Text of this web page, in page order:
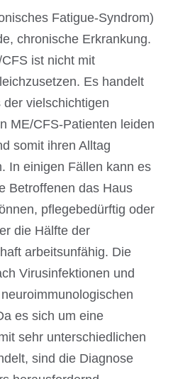
Fatigue-Syndrom)
chronische Erkrankung.
ist nicht mit
Es handelt
vielschichtigen
ME/CFS-Patienten leiden
somit ihren Alltag
In einigen Fällen kann es
Betroffenen das Haus
pflegebedürftig oder
die Hälfte der
arbeitsunfähig. Die
Virusinfektionen und
es sich um eine
sehr unterschiedlichen
sind die Diagnose